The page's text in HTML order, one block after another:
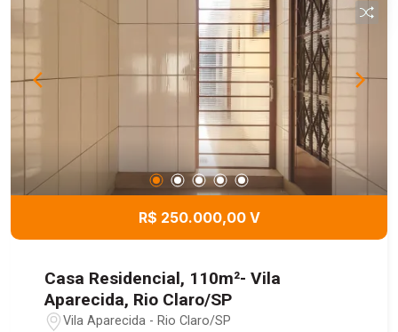
R$ 250.000,00 V
Casa Residencial, 110m²- Vila
Aparecida, Rio Claro/SP
Vila Aparecida - Rio Claro/SP